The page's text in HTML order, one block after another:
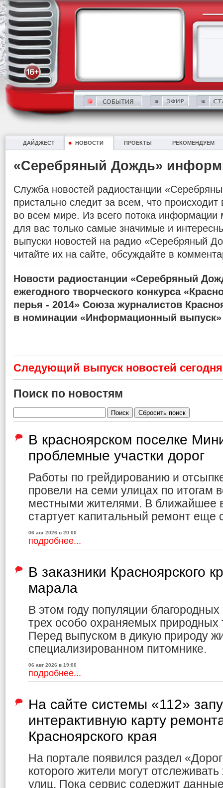
ДАЙДЖЕСТ НОВОСТИ ПРОЕКТЫ РЕКОМЕНДУЕМ
«Серебряный Дождь»
Служба новостей радиостанции
пристально следит за всем, что происходит
во всем мире. Из всего потока информации
для вас только самые значимые и
выпуски новостей на радио «Серебряный
читайте их на сайте, обсуждайте в
Новости радиостанции «Серебряный
ежегодного творческого конкурса
перья - 2014» Союза журналистов
в номинации «Информационный выпуск»
Cледующий выпуск новостей
Поиск по новостям
В красноярском поселке
проблемные участки дорог
Работы по грейдированию и
провели на семи улицах по итогам
местными жителями. В ближайшее
стартует капитальный ремонт еще
06 авг 2026 в 20:00
подробнее...
В заказники Красноярского
марала
В этом году популяции
трех особо охраняемых природных
Перед выпуском в дикую природу
специализированном питомнике.
06 авг 2026 в 19:00
подробнее...
На сайте системы «112»
интерактивную карту
Красноярского края
На портале появился раздел
которого жители могут
улиц. Пока сервис содержит